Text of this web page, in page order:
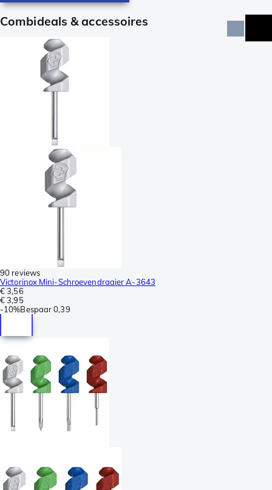
Combideals & accessoires
90 reviews
Victorinox Mini-Schroevendraaier A-3643
€ 3,56
€ 3,95
-10%Bespaar 0,39